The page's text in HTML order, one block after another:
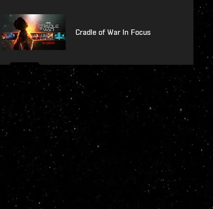
Cradle of War In Focus